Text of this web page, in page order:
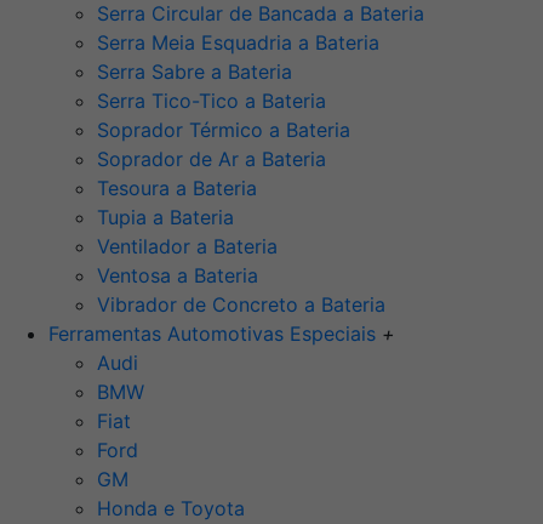
Serra Circular de Bancada a Bateria
Serra Meia Esquadria a Bateria
Serra Sabre a Bateria
Serra Tico-Tico a Bateria
Soprador Térmico a Bateria
Soprador de Ar a Bateria
Tesoura a Bateria
Tupia a Bateria
Ventilador a Bateria
Ventosa a Bateria
Vibrador de Concreto a Bateria
Ferramentas Automotivas Especiais +
Audi
BMW
Fiat
Ford
GM
Honda e Toyota